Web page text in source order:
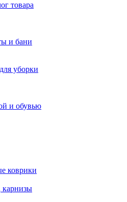
товара
и бани
уборки
и обувью
коврики